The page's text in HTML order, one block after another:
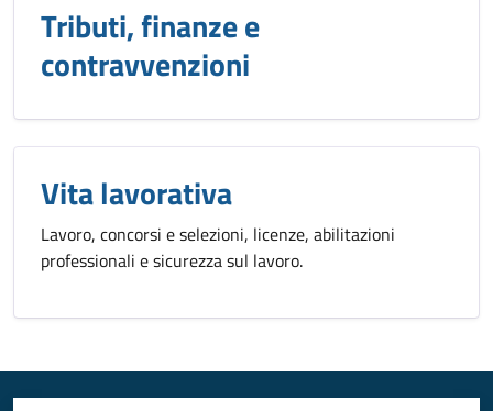
Tributi, finanze e
contravvenzioni
Vita lavorativa
Lavoro, concorsi e selezioni, licenze, abilitazioni
professionali e sicurezza sul lavoro.